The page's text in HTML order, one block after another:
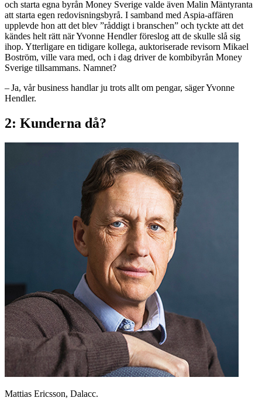
och starta egna byrån Money Sverige valde även Malin Mäntyranta
att starta egen redovisningsbyrå. I samband med Aspia-affären
upplevde hon att det blev ”råddigt i branschen” och tyckte att det
kändes helt rätt när Yvonne Hendler föreslog att de skulle slå sig
ihop. Ytterligare en tidigare kollega, auktoriserade revisorn Mikael
Boström, ville vara med, och i dag driver de kombi­byrån Money
Sverige tillsammans. Namnet?
– Ja, vår business handlar ju trots allt om pengar, säger Yvonne
Hendler.
2: Kunderna då?
Mattias Ericsson, Dalacc.